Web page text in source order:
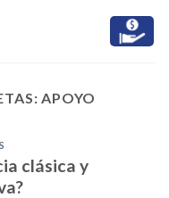
APOYO
clásica y